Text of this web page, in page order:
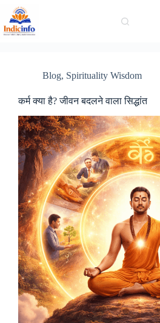
content
Blog, Spirituality Wisdom
कर्म क्या है? जीवन बदलने वाला सिद्धांत